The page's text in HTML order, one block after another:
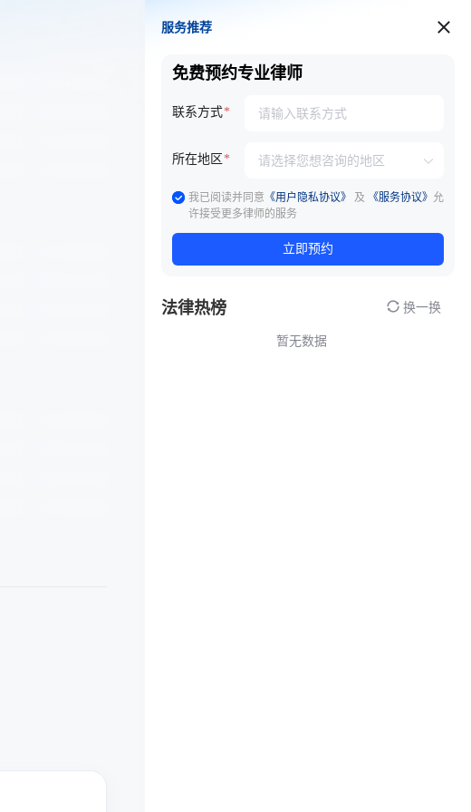
服务推荐
服务推荐
免费预约专业律师
联系方式
所在地区
我已阅读并同意 《用户隐私协议》 及 《服务协议》 允
许接受更多律师的服务
立即预约
法律热榜 换一换
暂无数据